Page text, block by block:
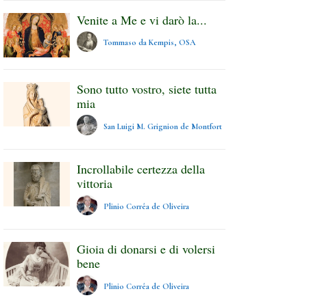
Venite a Me e vi darò la...
Tommaso da Kempis, OSA
Sono tutto vostro, siete tutta
mia
San Luigi M. Grignion de Montfort
Incrollabile certezza della
vittoria
Plinio Corrêa de Oliveira
Gioia di donarsi e di volersi
bene
Plinio Corrêa de Oliveira